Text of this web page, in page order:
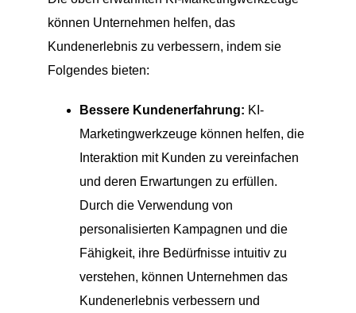
können Unternehmen helfen, das
Kundenerlebnis zu verbessern, indem sie
Folgendes bieten:
Bessere Kundenerfahrung: KI-
Marketingwerkzeuge können helfen, die
Interaktion mit Kunden zu vereinfachen
und deren Erwartungen zu erfüllen.
Durch die Verwendung von
personalisierten Kampagnen und die
Fähigkeit, ihre Bedürfnisse intuitiv zu
verstehen, können Unternehmen das
Kundenerlebnis verbessern und